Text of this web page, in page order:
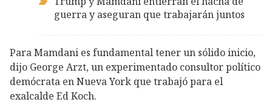
guerra y aseguran que trabajarán juntos
Para Mamdani es fundamental tener un sólido inicio,
dijo George Arzt, un experimentado consultor político
demócrata en Nueva York que trabajó para el
exalcalde Ed Koch.